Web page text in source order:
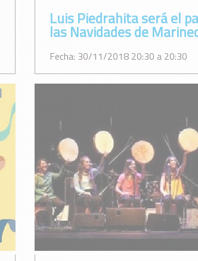
Luis Piedrahita será el
las Navidades de
Fecha: 30/11/2018 20:30 a 20:30